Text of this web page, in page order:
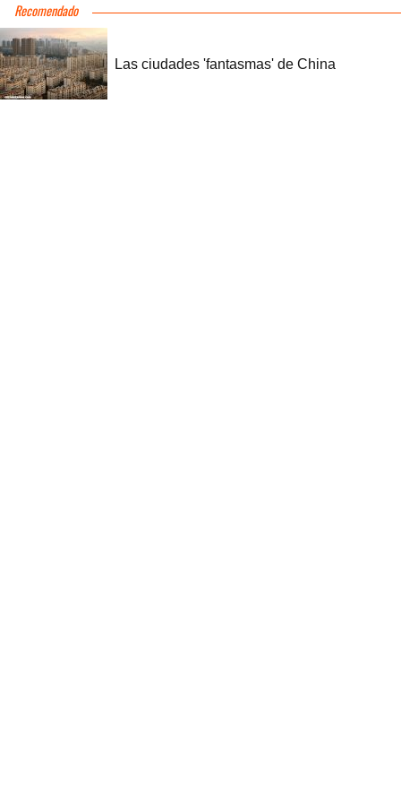
Recomendado
Las ciudades 'fantasmas' de China